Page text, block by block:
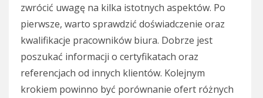
zwrócić uwagę na kilka istotnych aspektów. Po
pierwsze, warto sprawdzić doświadczenie oraz
kwalifikacje pracowników biura. Dobrze jest
poszukać informacji o certyfikatach oraz
referencjach od innych klientów. Kolejnym
krokiem powinno być porównanie ofert różnych